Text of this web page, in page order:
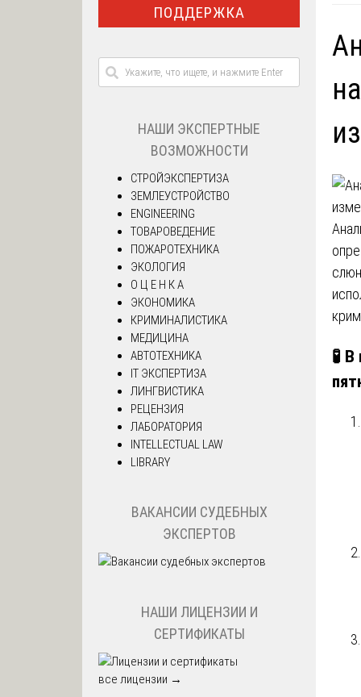
🧪 В
ПОДДЕРЖКА
НАШИ ЭКСПЕРТНЫЕ
ВОЗМОЖНОСТИ
СТРОЙЭКСПЕРТИЗА
ЗЕМЛЕУСТРОЙСТВО
ENGINEERING
ТОВАРОВЕДЕНИЕ
ПОЖАРОТЕХНИКА
ЭКОЛОГИЯ
О Ц Е Н К А
ЭКОНОМИКА
КРИМИНАЛИСТИКА
МЕДИЦИНА
АВТОТЕХНИКА
IT ЭКСПЕРТИЗА
ЛИНГВИСТИКА
РЕЦЕНЗИЯ
ЛАБОРАТОРИЯ
INTELLECTUAL LAW
LIBRARY
ВАКАНСИИ СУДЕБНЫХ
ЭКСПЕРТОВ
НАШИ ЛИЦЕНЗИИ И
СЕРТИФИКАТЫ
все лицензии →